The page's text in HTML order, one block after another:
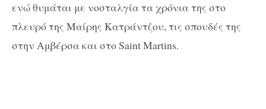
ενώ θυμάται με νοσταλγία τα χρόνια της στο
πλευρό της Μαίρης Κατράντζου, τις σπουδές της
στην Αμβέρσα και στο Saint Martins.